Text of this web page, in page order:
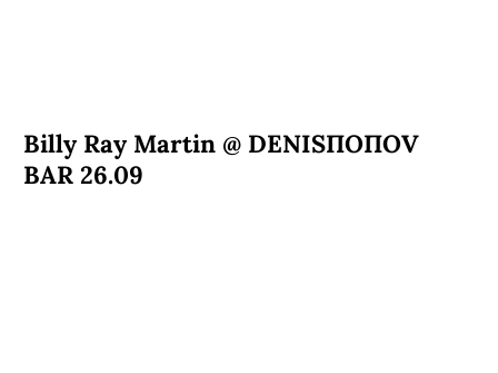
Billy Ray Martin @ DENISПОПОV
BAR 26.09